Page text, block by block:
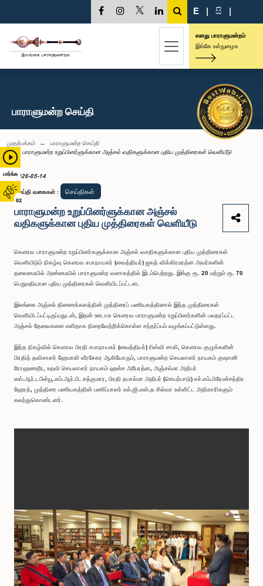
பார்க்க
02
E | සි |
எனது பாராளுமன்றம்
இங்கே உள்நுழைக
பாராளுமன்ற செய்தி
முதற்பக்கம்
பாராளுமன்ற செய்தி
பாராளுமன்ற உறுப்பினர்ளுக்கான அஞ்சல் வதிகளுக்கான புதிய முத்திரைகள் வெளியீடு
2026-05-14
செய்தி வகைகள் : செய்திகள்
பாராளுமன்ற உறுப்பினர்ளுக்கான அஞ்சல்
வதிகளுக்கான புதிய முத்திரைகள் வெளியீடு
கௌரவ பாராளுமன்ற உறுப்பினர்களுக்கான அஞ்சல் வசதிகளுக்கான புதிய முத்திரைகள்
வெளியிடும் நிகழ்வு கௌரவ சபாநாயகர் (வைத்தியர்) ஜகத் விக்கிரமரத்ன அவர்களின்
தலைமையில் அண்மையில் பாராளுமன்ற வளாகத்தில் இடம்பெற்றது. இங்கு ரூ. 20 மற்றும் ரூ. 70
பெறுமதியான புதிய முத்திரைகள் வெளியிடப்பட்டன.
இலங்கை அஞ்சல் திணைக்களத்தின் முத்திரைப் பணியகத்தினால் இந்த முத்திரைகள்
வெளியிடப்பட்டிருப்பதுடன், இதன் ஊடாக கௌரவ பாராளுமன்ற உறுப்பினர்களின் பலதரப்பட்ட
அஞ்சல் தேவைகளை எளிதாக நிறைவேற்றிக்கொள்ள சந்தர்ப்பம் வழங்கப்பட்டுள்ளது.
இந்த நிகழ்வில் கௌரவ பிரதி சபாநாயகர் (வைத்தியர்) ரிஸ்வி சாலி, கௌரவ குழுக்களின்
பிரதித் தவிசாளர் ஹேமாலி வீரசேகர ஆகியோரும், பாராளுமன்ற செயலாளர் நாயகம் குஷானி
ரோஹணதீர, உதவி செயலாளர் நாயகம் ஹன்ச அபேரத்ன, அஞ்சல்மா அதிபர்
எஸ்.ஆர்.டபிள்யூ.எம்.ஆர்.பி. சத்குமார, பிரதி தபால்மா அதிபர் (செயற்பாடு) எச்.எம்.பிரேமச்சந்திர
ஹேரத், முத்திரை பணியகத்தின் பணிப்பாளர் எல்.ஜி.என்.த சில்வா உள்ளிட்ட அதிகாரிகளும்
கலந்துகொண்டனர்.